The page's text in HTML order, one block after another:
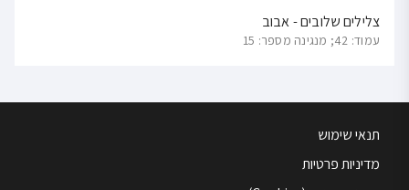
צלילים שלובים - אבוב
עמוד: 42; מנגינה מספר: 15
תנאי שימוש
מדיניות פרטיות